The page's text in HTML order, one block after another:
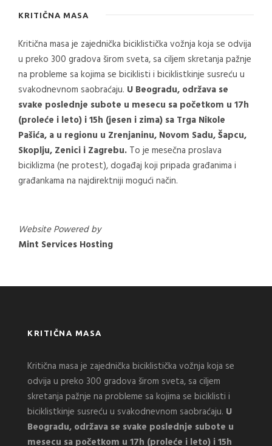
KRITIČNA MASA
Kritična masa je zajednička biciklistička vožnja koja se odvija
u preko 300 gradova širom sveta, sa ciljem skretanja pažnje
na probleme sa kojima se biciklisti i biciklistkinje susreću u
svakodnevnom saobraćaju. U Beogradu, održava se
svake poslednje subote u mesecu sa početkom u 17h
(proleće i leto) i 15h (jesen i zima) sa Trga Nikole
Pašića, a u regionu u Zrenjaninu, Novom Sadu, Šapcu,
Skoplju, Zenici i Zagrebu. To je mesečna proslava
biciklizma (ne protest), događaj koji pripada građanima i
građankama na najdirektniji mogući način.
Website Powered by
Mint Services Hosting
KRITIČNA MASA
Kritična masa je zajednička biciklistička vožnja koja se
odvija u preko 300 gradova širom sveta, sa ciljem
skretanja pažnje na probleme sa kojima se biciklisti i
biciklistkinje susreću u svakodnevnom saobraćaju. U
Beogradu, održava se svake poslednje subote u
mesecu sa početkom u 17h (proleće i leto) i 15h